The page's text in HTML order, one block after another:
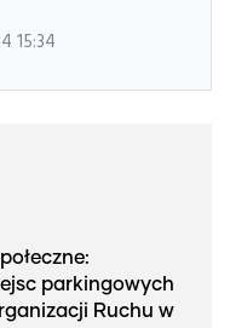
15:34
parkingowych
Ruchu w